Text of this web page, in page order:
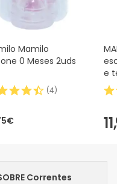
Mamilo
0 Meses 2uds
(4)
e
11,
Correntes